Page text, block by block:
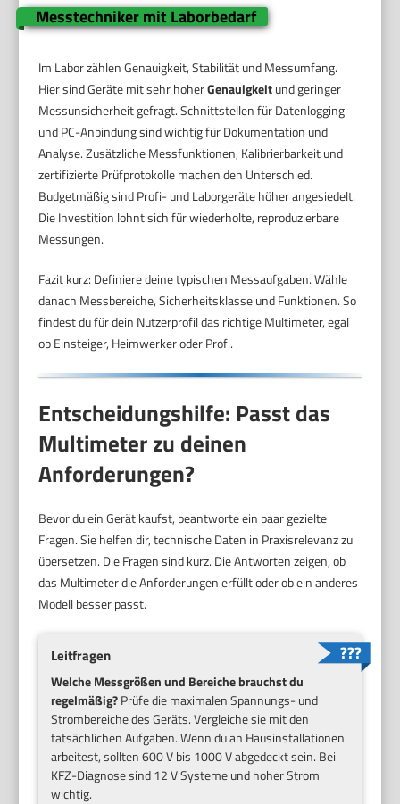
Messtechniker mit Laborbedarf
Im Labor zählen Genauigkeit, Stabilität und Messumfang.
Hier sind Geräte mit sehr hoherGenauigkeitund geringer
Messunsicherheit gefragt. Schnittstellen für Datenlogging
und PC-Anbindung sind wichtig für Dokumentation und
Analyse. Zusätzliche Messfunktionen, Kalibrierbarkeit und
zertifizierte Prüfprotokolle machen den Unterschied.
Budgetmäßig sind Profi- und Laborgeräte höher angesiedelt.
Die Investition lohnt sich für wiederholte, reproduzierbare
Messungen.
Fazit kurz: Definiere deine typischen Messaufgaben. Wähle
danach Messbereiche, Sicherheitsklasse und Funktionen. So
findest du für dein Nutzerprofil das richtige Multimeter, egal
ob Einsteiger, Heimwerker oder Profi.
Entscheidungshilfe: Passt das
Multimeter zu deinen
Anforderungen?
Bevor du ein Gerät kaufst, beantworte ein paar gezielte
Fragen. Sie helfen dir, technische Daten in Praxisrelevanz zu
übersetzen. Die Fragen sind kurz. Die Antworten zeigen, ob
das Multimeter die Anforderungen erfüllt oder ob ein anderes
Modell besser passt.
Leitfragen
Welche Messgrößen und Bereiche brauchst du
regelmäßig?Prüfe die maximalen Spannungs- und
Strombereiche des Geräts. Vergleiche sie mit den
tatsächlichen Aufgaben. Wenn du an Hausinstallationen
arbeitest, sollten 600 V bis 1000 V abgedeckt sein. Bei
KFZ-Diagnose sind 12 V Systeme und hoher Strom
wichtig.